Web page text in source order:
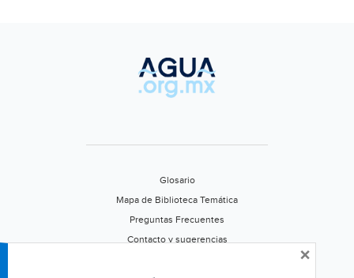
Glosario
Mapa de Biblioteca Temática
Preguntas Frecuentes
Contacto y sugerencias
×